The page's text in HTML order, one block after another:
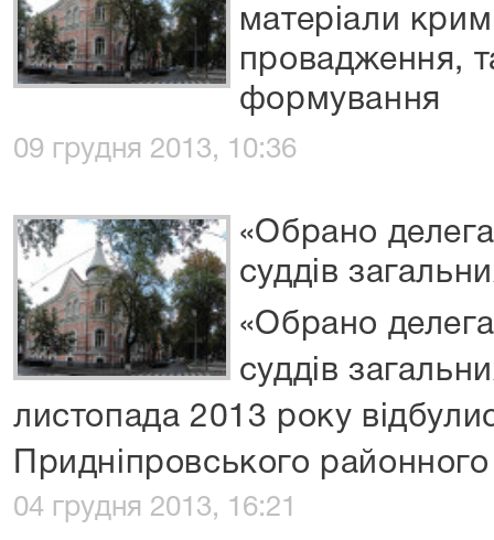
матеріали
провадження,
формування
09 грудня 2013, 10:36
«Обрано
суддів
«Обрано
суддів
листопада 2013 року
Придніпровського
04 грудня 2013, 16:21